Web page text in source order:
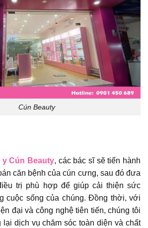
Cún Beauty
y Cún Beauty, các bác sĩ sẽ tiến hành
căn bệnh của cún cưng, sau đó đưa
trị phù hợp để giúp cải thiện sức
cuộc sống của chúng. Đồng thời, với
đại và công nghệ tiên tiến, chúng tôi
lại dịch vụ chăm sóc toàn diện và chất